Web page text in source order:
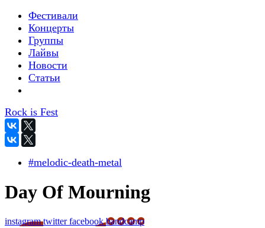
Фестивали
Концерты
Группы
Лайвы
Новости
Статьи
Rock is Fest
#melodic-death-metal
Day Of Mourning
instagramtwitterfacebookbandcamp